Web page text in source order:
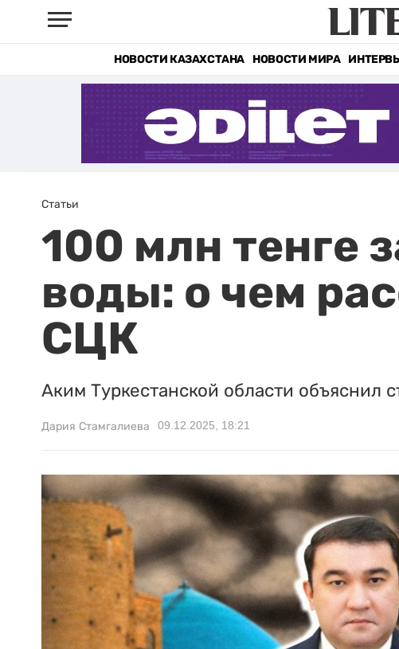
НОВОСТИ КАЗАХСТАНА НОВОСТИ МИРА
Статьи
100 млн тенге
воды: о чем
СЦК
Аким Туркестанской области объяснил
Дария Стамгалиева 09.12.2025, 18:21